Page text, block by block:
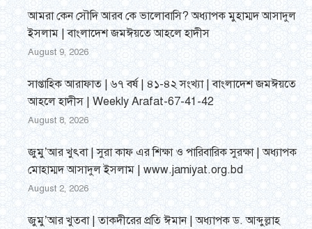
আমরা কেন সৌদি আরব কে ভালোবাসি? অধ্যাপক মুহাম্মদ আসাদুল
ইসলাম | বাংলাদেশ জমঈয়তে আহলে হাদীস
August 9, 2026
সাপ্তাহিক আরাফাত | ৬৭ বর্ষ | ৪১-৪২ সংখ্যা | বাংলাদেশ জমঈয়তে
আহলে হাদীস | Weekly Arafat-67-41-42
August 8, 2026
জুমু’আর খুৎবা | সুরা কাফ এর শিক্ষা ও পারিবারিক সুরক্ষা | অধ্যাপক
মোহাম্মদ আসাদুল ইসলাম | www.jamiyat.org.bd
August 2, 2026
জুমু’আর খুতবা | তাকদীরের প্রতি ঈমান | অধ্যাপক ড. আব্দুল্লাহ